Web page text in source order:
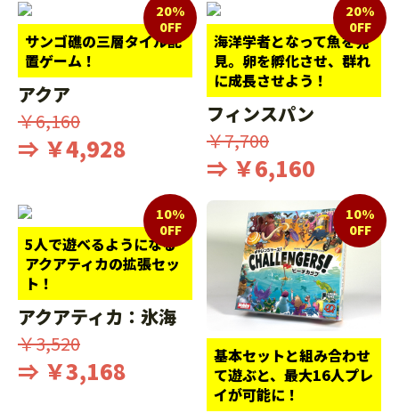
サンゴ礁の三層タイル配
置ゲーム！
20%
0FF
アクア
￥6,160
⇒ ￥4,928
海洋学者となって魚を発
見。卵を孵化させ、群れ
に成長させよう！
20%
0FF
フィンスパン
￥7,700
⇒ ￥6,160
5人で遊べるようになる
アクアティカの拡張セッ
ト！
10%
0FF
アクアティカ：氷海
￥3,520
⇒ ￥3,168
基本セットと組み合わせ
て遊ぶと、最大16人プレ
イが可能に！
10%
0FF